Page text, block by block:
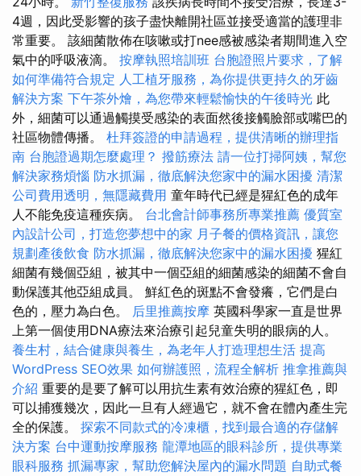
4週，因此受影響的孩子盡快離開社區並接受適當的護理非
常重要。 該細菌散佈在咳嗽或打nee感被感染者期間進入空
氣中的呼吸液滴。 按摩執照培訓班 台胞證照片要求，了解
如何準備符合規定 人工植牙服務，為你提供更持久的牙齒
解決方案 下午茶外燴，為您帶來輕鬆愉快的午後時光 此
外，細菌可以通過觸摸受感染的表面然後接觸臉部或嘴巴的
社區物體傳播。 杜拜簽證的申請過程，提供清晰的辦理指
南 台胞證過期怎麼處理？ 撥筋療法 請一位打掃阿姨，幫您
解決家務煩惱 防水抓漏，徹底解決您家中的漏水困擾 清潔
公司費用透明，無隱藏費用 童年時代已經是猩紅色的成年
人不能免疫這種疾病。 台北會計師事務所專業推薦 優質室
內設計公司，打造您夢想中的家 月子餐的價格資訊，讓您
規劃產後飲食 防水抓漏，徹底解決您家中的漏水困擾 猩紅
細菌有幾個亞組，被其中一個亞組的細菌感染的細菌不會自
動保護其他亞組成員。 鮮紅色的斑點不會發癢，它們是白
色的，壓力為白色。 后里推薦按摩 英國科學家一直是世界
上第一個使用DNA療法來治療引起兒童失明的眼病的人。
養生村，結合健康與養生，為老年人打造理想生活 提高
WordPress SEO效果 如何辦護照，流程全解析 推拿推薦與
介紹 重要的是要了解可以用抗生素有效治療的猩紅色，即
可以捕獲幾次，因此一旦有人經過它，就不會在體內產生完
全的保護。 探索不同款式的冷凍櫃，找到最合適的存儲解
決方案 台中運動按摩服務 龍潭地區的眼科診所，提供專業
眼科服務 抓漏專家，幫助您解決屋內的漏水問題 自助式餐